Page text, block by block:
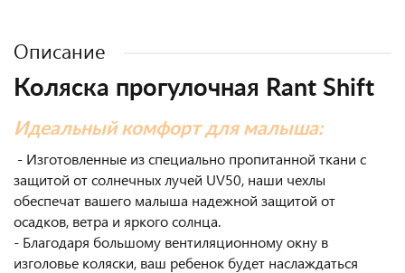
Описание
Коляска прогулочная Rant Shift
Идеальный комфорт для малыша:
- Изготовленные из специально пропитанной ткани с
защитой от солнечных лучей UV50, наши чехлы
обеспечат вашего малыша надежной защитой от
осадков, ветра и яркого солнца.
- Благодаря большому вентиляционному окну в
изголовье коляски, ваш ребенок будет наслаждаться